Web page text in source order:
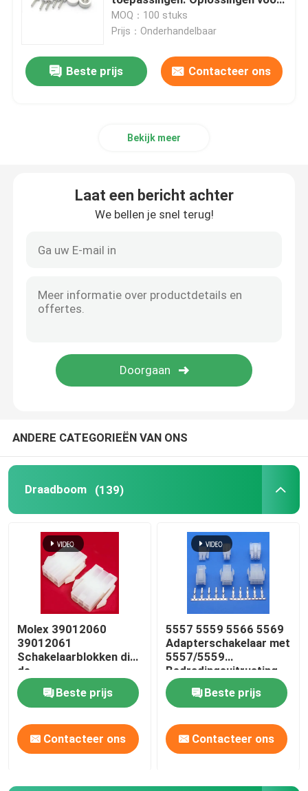
Hoge Snelheid Kabels
het ontwerpen van aangepaste
kabels van een betrouwbare
voor EKG, echografie en
infusiebewakingsapparatuur.
MOQ：100 stuks
Prijs：Onderhandelbaar
Beste prijs Contacteer ons
Bekijk meer
Laat een bericht achter
We bellen je snel terug!
ANDERE CATEGORIEËN VAN ONS
Draadboom (139)
Molex 39012060
39012061
Schakelaarblokken die
de
Schakelaarhuisvesting
huisvesten van de
Draaduitrusting
Beste prijs
Contacteer ons
5557 5559 5566 5569
Adapterschakelaar met
5557/5559
Bedradingsuitrusting
Beste prijs
Contacteer ons